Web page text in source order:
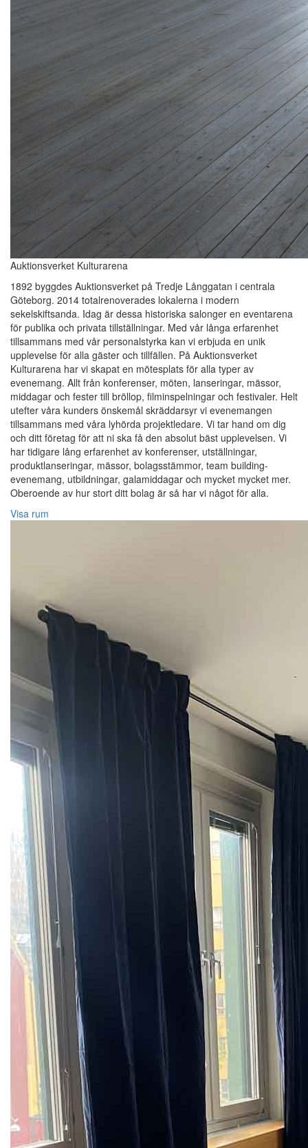
Auktionsverket Kulturarena
1892 byggdes Auktionsverket på Tredje Långgatan i centrala
Göteborg. 2014 totalrenoverades lokalerna i modern
sekelskiftsanda. Idag är dessa historiska salonger en eventarena
för publika och privata tillställningar. Med vår långa erfarenhet
tillsammans med vår personalstyrka kan vi erbjuda en unik
upplevelse för alla gäster och tillfällen. På Auktionsverket
Kulturarena har vi skapat en mötesplats för alla typer av
evenemang. Allt från konferenser, möten, lanseringar, mässor,
middagar och fester till bröllop, filminspelningar och festivaler. Helt
utefter våra kunders önskemål skräddarsyr vi evenemangen
tillsammans med våra lyhörda projektledare. Vi tar hand om dig
och ditt företag för att ni ska få den absolut bäst upplevelsen. Vi
har tidigare lång erfarenhet av konferenser, utställningar,
produktlanseringar, mässor, bolagsstämmor, team building-
evenemang, utbildningar, galamiddagar och mycket mycket mer.
Oberoende av hur stort ditt bolag är så har vi något för alla.
Visa rum